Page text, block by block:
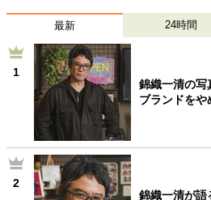
70代のグランドデザイン
社会・カルチャー・マネー
地域とつながる/お金との付き合い方
最新 24時間
1
錦織一清の
ブランドを
2
錦織一清が